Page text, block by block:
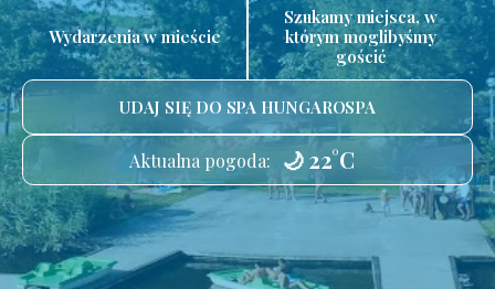
Wydarzenia w mieście
Szukamy miejsca, w
którym moglibyśmy
gościć
UDAJ SIĘ DO SPA HUNGAROSPA
Aktualna pogoda: 🌙 22°C